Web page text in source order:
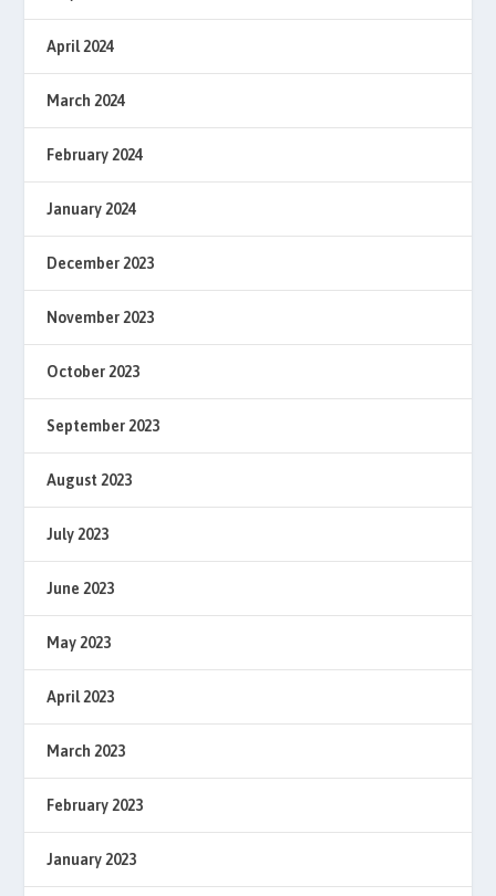
April 2024
March 2024
February 2024
January 2024
December 2023
November 2023
October 2023
September 2023
August 2023
July 2023
June 2023
May 2023
April 2023
March 2023
February 2023
January 2023